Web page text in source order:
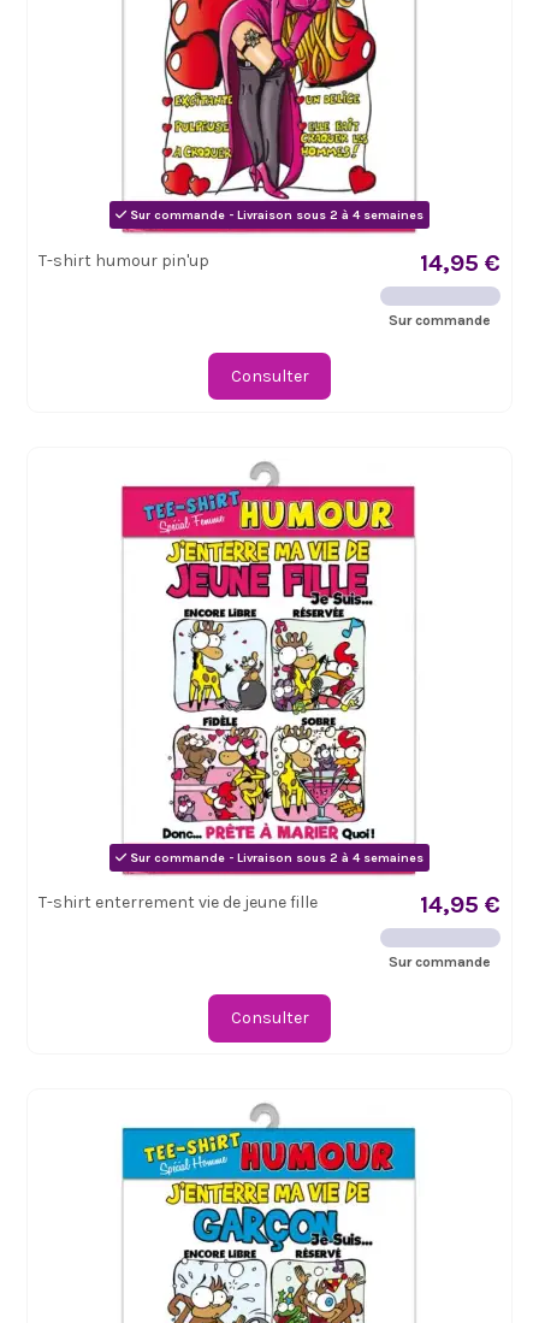
Sur commande - Livraison sous 2 à 4 semaines
T-shirt humour pin'up 14,95 €
Sur commande
Consulter
Sur commande - Livraison sous 2 à 4 semaines
T-shirt enterrement vie de jeune fille 14,95 €
Sur commande
Consulter